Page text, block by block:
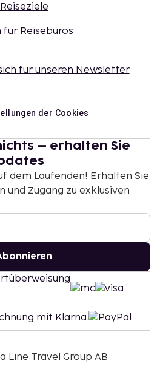
Reiseziele
für Reisebüros
für unseren Newsletter
der Cookies
– erhalten Sie
dem Laufenden! Erhalten Sie
und Zugang zu exklusiven
Line Travel Group AB